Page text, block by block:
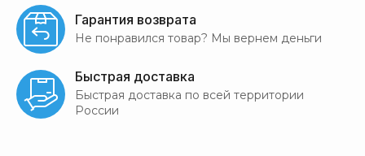
Гарантия возврата
Не понравился товар? Мы вернем деньги
Быстрая доставка
Быстрая доставка по всей территории
России